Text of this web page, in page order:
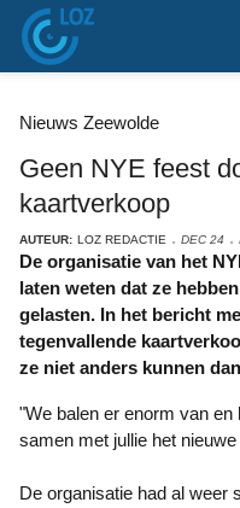
Nieuws Zeewolde
Geen NYE feest
kaartverkoop
AUTEUR: LOZ REDACTIE DEC 24
De organisatie van het NYE 2023 feest heeft via Facebook
laten weten dat ze
gelasten. In het bericht
tegenvallende
ze niet anders kunnen
"We balen er enorm van en hadden gehoopt om na 2 jaren weer
samen met jullie het
De organisatie had al weer